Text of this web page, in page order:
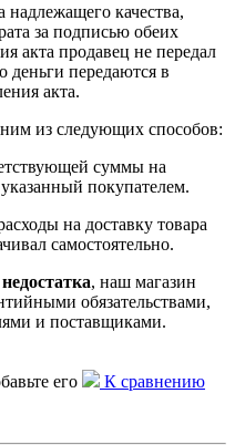
надлежащего качества,
за подписью обеих
акта продавец не передал
деньги передаются в
акта.
из следующих способов:
суммы на
покупателем.
на доставку товара
самостоятельно.
, наш магазин
обязательствами,
и поставщиками.
его
К сравнению